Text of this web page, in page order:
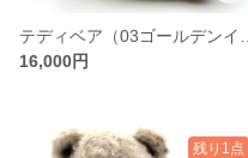
16,000円
残り1点